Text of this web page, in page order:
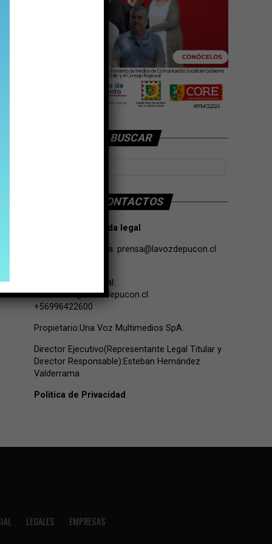
BUSCAR
CONTACTOS
Tarifas Propaganda legal
Contacto de Prensa: prensa@lavozdepucon.cl
Contacto Comercial:
comercial@lavozdepucon.cl
+56996422600
Propietario:Una Voz Multimedios SpA.
Director Ejecutivo(Representante Legal Titular y
Director Responsable):Esteban Hernández
Valderrama
Politica de Privacidad
LEGALES EMPRESAS